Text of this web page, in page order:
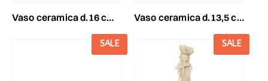
vaso ceramica d.16 cm h.38 cm -jano- bianco vaso ceramica d.13,5 cmh.30 cm -jano- bianco
SALE SALE